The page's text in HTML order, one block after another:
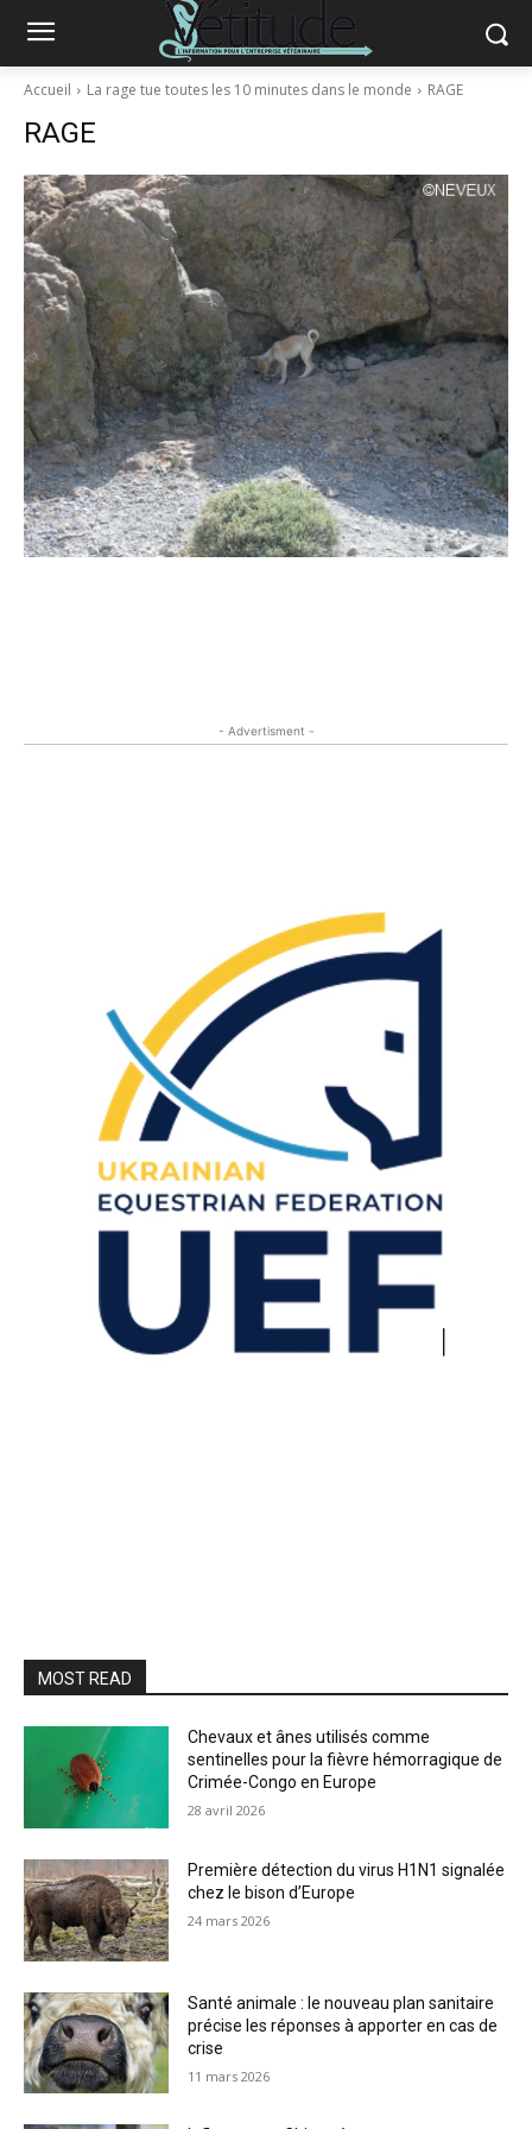
Accueil La rage tue toutes les 10 minutes dans le monde RAGE
RAGE
- Advertisment -
MOST READ
Chevaux et ânes utilisés comme
sentinelles pour la fièvre hémorragique de
Crimée-Congo en Europe
28 avril 2026
Première détection du virus H1N1 signalée
chez le bison d’Europe
24 mars 2026
Santé animale : le nouveau plan sanitaire
précise les réponses à apporter en cas de
crise
11 mars 2026